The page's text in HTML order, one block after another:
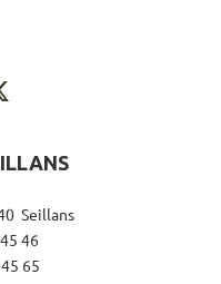
Seillans
46
65